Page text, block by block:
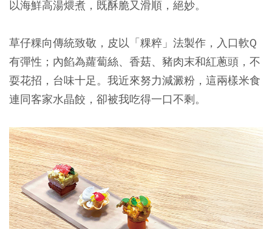
以海鮮高湯煨煮，既酥脆又滑順，絕妙。
草仔粿向傳統致敬，皮以「粿粹」法製作，入口軟Q
有彈性；內餡為蘿蔔絲、香菇、豬肉末和紅蔥頭，不
耍花招，台味十足。我近來努力減澱粉，這兩樣米食
連同客家水晶餃，卻被我吃得一口不剩。